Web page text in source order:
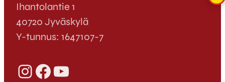
Ihantolantie 1
40720 Jyväskylä
Y-tunnus: 1647107-7
InstagramFacebook YouTube